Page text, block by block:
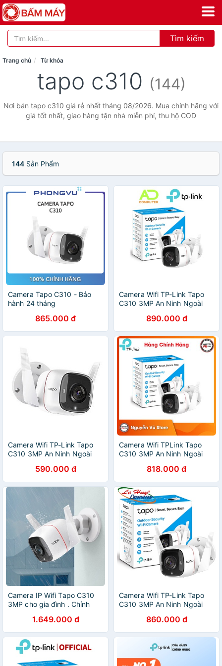
Tìm kiếm
Trang chủ Từ khóa
tapo c310 (144)
Nơi bán tapo c310 giá rẻ nhất tháng 08/2026. Mua chính hãng với
giá tốt nhất, giao hàng tận nhà miễn phí, thu hộ COD
144 Sản Phẩm
Camera Tapo C310 - Bảo
hành 24 tháng
865.000 đ
Camera Wifi TP-Link Tapo
C310 3MP An Ninh Ngoài
890.000 đ
Camera Wifi TP-Link Tapo
C310 3MP An Ninh Ngoài
590.000 đ
Camera Wifi TPLink Tapo
C310 3MP An Ninh Ngoài
818.000 đ
Camera IP Wifi Tapo C310
3MP cho gia đình . Chính
1.649.000 đ
Camera Wifi TP-Link Tapo
C310 3MP An Ninh Ngoài
860.000 đ